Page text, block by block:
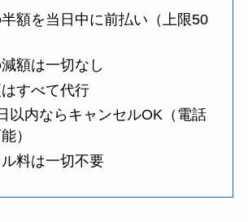
額を当日中に前払い（上限50
額は一切なし
すべて代行
以内ならキャンセルOK（電話
）
料は一切不要